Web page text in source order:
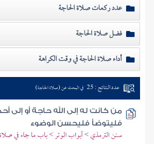
عدد ركعات صلاة الحاجة
فضل صلاة الحاجة
أداء صلاة الحاجة في وقت الكراهة
عدد النتائج : 25 في البحث عن (صلاة الحاجة)
من كانت له إلى الله حاجة أو إلى
فليتوضأ فليحسن الوضوء
سنن الترمذي > أبواب الوتر > باب ما جاء في